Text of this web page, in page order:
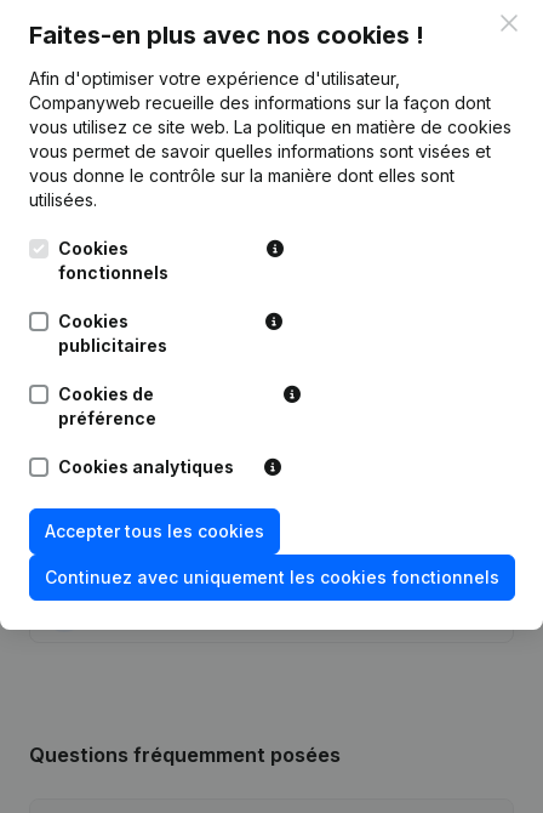
Marge brute €718 354 €1 604 537
Personnel 22,1 26,9
Publications de Bouwonderneming Kijk En Bouw
Date Publication
Demissions - Nominations(NL)
Questions fréquemment posées
Faites-en plus avec nos cookies !
Afin d'optimiser votre expérience d'utilisateur,
Companyweb recueille des informations sur la façon dont
vous utilisez ce site web. La politique en matière de cookies
vous permet de savoir quelles informations sont visées et
vous donne le contrôle sur la manière dont elles sont
utilisées.
Cookies
fonctionnels
Cookies
publicitaires
Cookies de
préférence
Cookies analytiques
Accepter tous les cookies
Continuez avec uniquement les cookies fonctionnels